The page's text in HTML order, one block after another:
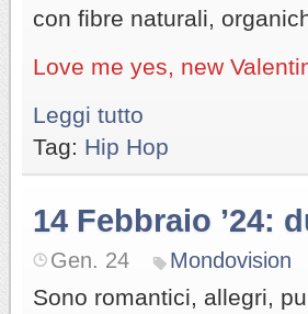
con fibre naturali,
Love me yes, new
Leggi tutto
Tag: Hip Hop
14 Febbraio ’24:
Gen. 24 Mondovision
Sono romantici, allegri,